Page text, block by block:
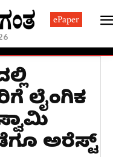
ePaper
ಲೈಂಗಿಕ
ಅರೆಸ್ಟ್